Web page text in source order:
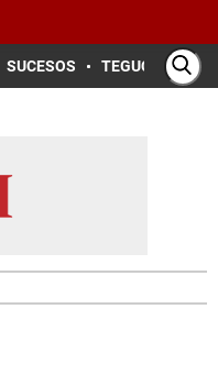
SUCESOS TEGUCIGALPA